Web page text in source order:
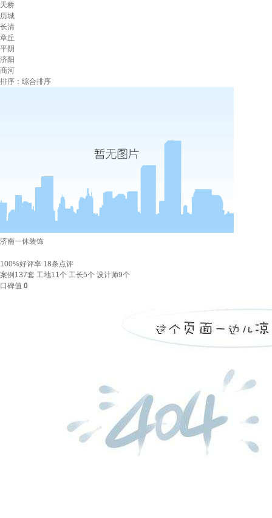
天桥
历城
长清
章丘
平阴
济阳
商河
排序：综合排序
济南一休装饰
100%好评率 18条点评
案例 137套 工地11个 工长5个 设计师9个
口碑值 0